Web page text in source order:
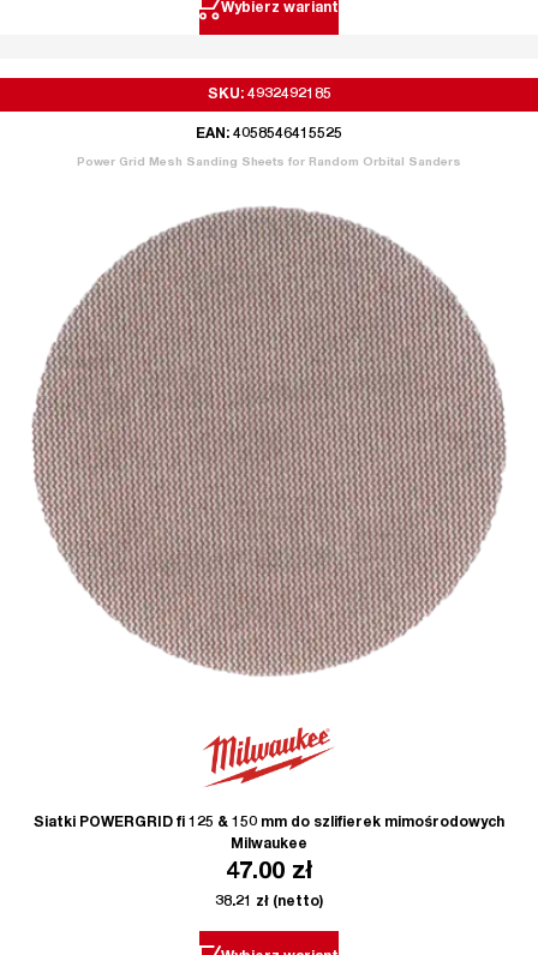
Wybierz wariant
SKU: 4932492185
EAN: 4058546415525
Power Grid Mesh Sanding Sheets for Random Orbital Sanders
Siatki POWERGRID fi 125 & 150 mm do szlifierek mimośrodowych
Milwaukee
47.00 zł
38.21 zł (netto)